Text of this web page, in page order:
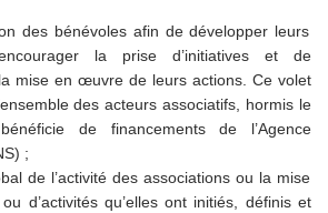
des bénévoles afin de développer leurs
la prise d’initiatives et de
mise en œuvre de leurs actions. Ce volet
des acteurs associatifs, hormis le
de financements de l’Agence
;
de l’activité des associations ou la mise
d’activités qu’elles ont initiés, définis et